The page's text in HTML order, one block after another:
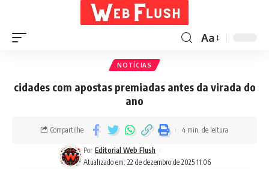
Aa
NOTÍCIAS
cidades com apostas premiadas antes da virada do
ano
Atualizado em: 22 de dezembro de 2025 11:06
Por Editorial Web Flush
Compartilhe 4 min. de leitura